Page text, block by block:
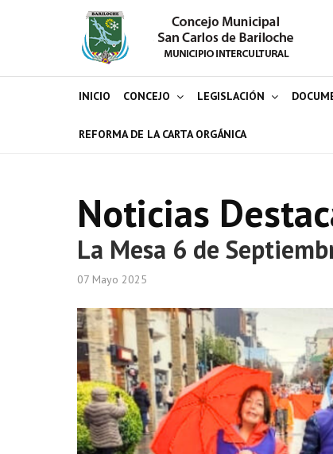
INICIO CONCEJO LEGISLACIÓN
REFORMA DE LA CARTA ORGÁNICA
Noticias
La Mesa 6 de
07 Mayo 2025